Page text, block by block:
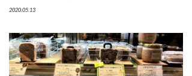
2020.05.13